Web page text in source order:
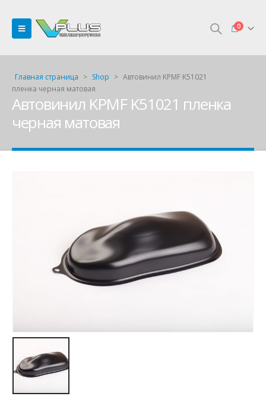
0
Главная страница > Shop > Автовинил KPMF K51021
пленка черная матовая
Автовинил KPMF K51021 пленка
черная матовая